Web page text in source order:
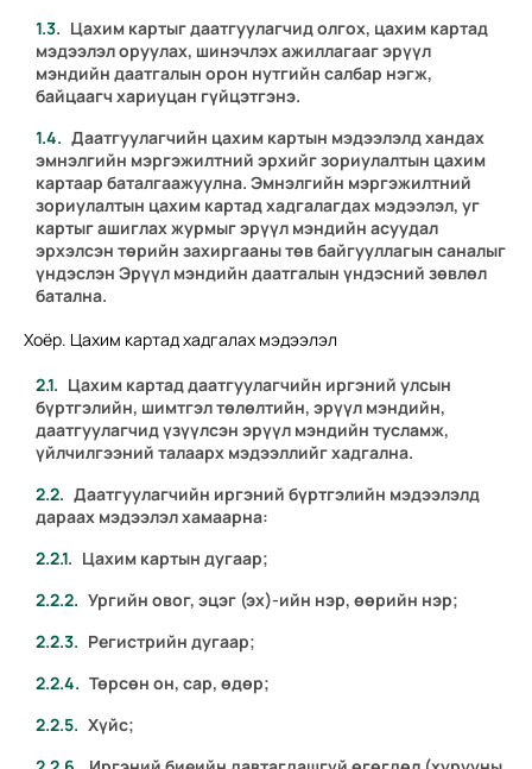
Цахим картыг даатгуулагчид олгох, цахим картад
мэдээлэл оруулах, шинэчлэх ажиллагааг эрүүл
мэндийн даатгалын орон нутгийн салбар нэгж,
байцаагч хариуцан гүйцэтгэнэ.
Даатгуулагчийн цахим картын мэдээлэлд хандах
эмнэлгийн мэргэжилтний эрхийг зориулалтын цахим
картаар баталгаажуулна. Эмнэлгийн мэргэжилтний
зориулалтын цахим картад хадгалагдах мэдээлэл, уг
картыг ашиглах журмыг эрүүл мэндийн асуудал
эрхэлсэн төрийн захиргааны төв байгууллагын саналыг
үндэслэн Эрүүл мэндийн даатгалын үндэсний зөвлөл
батална.
Хоёр. Цахим картад хадгалах мэдээлэл
Цахим картад даатгуулагчийн иргэний улсын
бүртгэлийн, шимтгэл төлөлтийн, эрүүл мэндийн,
даатгуулагчид үзүүлсэн эрүүл мэндийн тусламж,
үйлчилгээний талаарх мэдээллийг хадгална.
Даатгуулагчийн иргэний бүртгэлийн мэдээлэлд
дараах мэдээлэл хамаарна:
Цахим картын дугаар;
Ургийн овог, эцэг (эх)-ийн нэр, өөрийн нэр;
Регистрийн дугаар;
Төрсөн он, сар, өдөр;
Хүйс;